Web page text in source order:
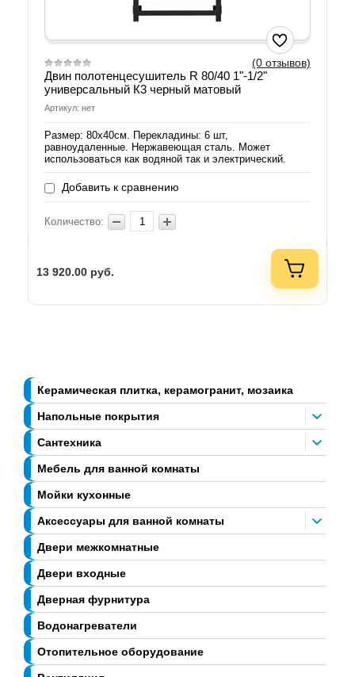
Керамическая плитка, керамогранит, мозаика
Напольные покрытия
Сантехника
Мебель для ванной комнаты
Мойки кухонные
Аксессуары для ванной комнаты
Двери межкомнатные
Двери входные
Дверная фурнитура
Водонагреватели
Отопительное оборудование
(0 отзывов)
Двин полотенцесушитель R 80/40 1"-1/2"
универсальный К3 черный матовый
Артикул: нет
Размер: 80х40см. Перекладины: 6 шт,
равноудаленные. Нержавеющая сталь. Может
использоваться как водяной так и электрический.
Добавить к сравнению
Количество:
13 920.00 руб.